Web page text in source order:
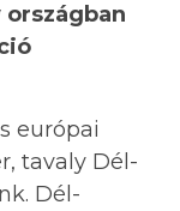
országban
európai
tavaly Dél-
Dél-